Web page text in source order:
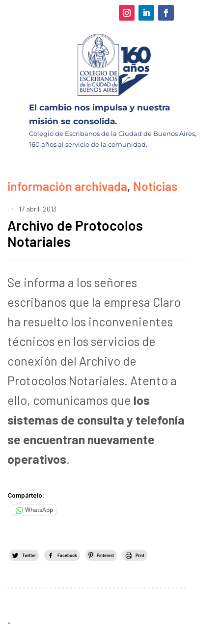
El cambio nos impulsa y nuestra
misión se consolida.
Colegio de Escribanos de la Ciudad de Buenos Aires,
160 años al servicio de la comunidad.
información archivada, Noticias
17 abril, 2013
Archivo de Protocolos
Notariales
Se informa a los señores
escribanos que la empresa Claro
ha resuelto los inconvenientes
técnicos en los servicios de
conexión del Archivo de
Protocolos Notariales. Atento a
ello, comunicamos que los
sistemas de consulta y telefonía
se encuentran nuevamente
operativos.
Compártelo:
WhatsApp
Twitter Facebook Pinterest Print
.